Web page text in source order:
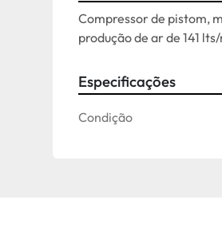
Compressor de pistom,
produção de ar de 141
Especificações
Condição